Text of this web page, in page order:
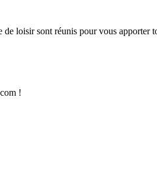
loisir sont réunis pour vous apporter
!